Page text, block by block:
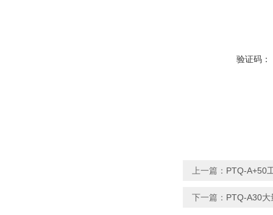
验证码：
上一篇： PTQ-A+50
下一篇： PTQ-A30